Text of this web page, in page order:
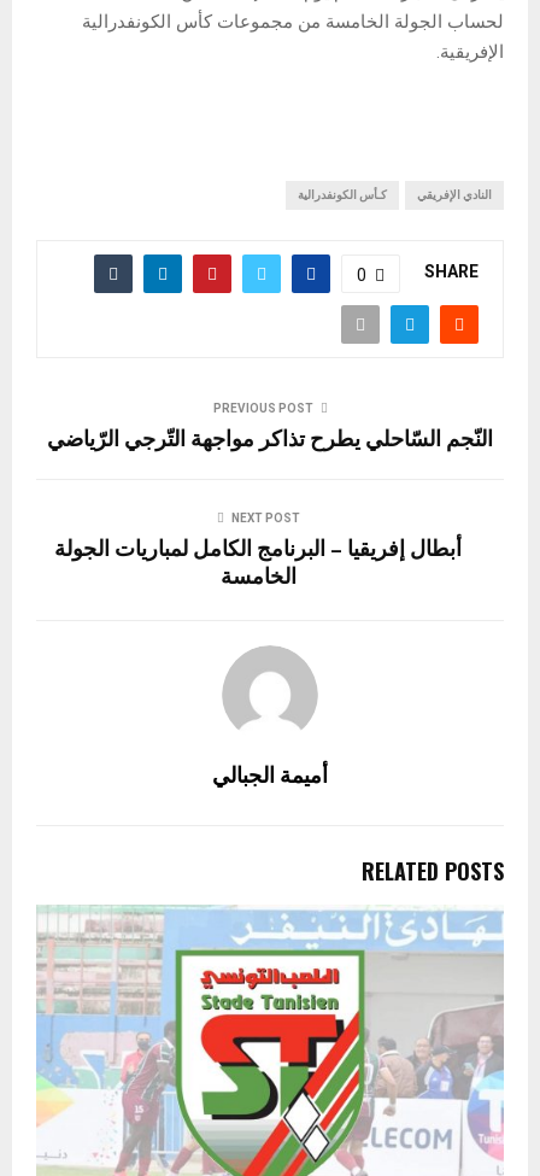
لحساب الجولة الخامسة من مجموعات كأس الكونفدرالية
الإفريقية.
النادي الإفريقي كـأس الكونفدرالية
SHARE
0
PREVIOUS POST
النّجم السّاحلي يطرح تذاكر مواجهة التّرجي الرّياضي
NEXT POST
أبطال إفريقيا – البرنامج الكامل لمباريات الجولة
الخامسة
أميمة الجبالي
RELATED POSTS